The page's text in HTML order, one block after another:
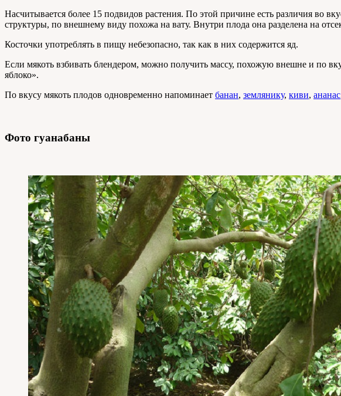
Насчитывается более 15 подвидов растения. По этой причине есть различия во
структуры, по внешнему виду похожа на вату. Внутри плода она разделена на
Косточки употреблять в пищу небезопасно, так как в них содержится яд.
Если мякоть взбивать блендером, можно получить массу, похожую внешне и по
яблоко».
По вкусу мякоть плодов одновременно напоминает банан, землянику, киви, ананас
Фото гуанабаны